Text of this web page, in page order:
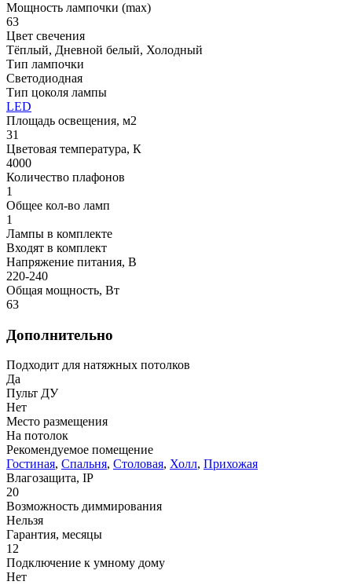
Мощность лампочки (max)
63
Цвет свечения
Тёплый, Дневной белый, Холодный
Тип лампочки
Светодиодная
Тип цоколя лампы
LED
Площадь освещения, м2
31
Цветовая температура, К
4000
Количество плафонов
1
Общее кол-во ламп
1
Лампы в комплекте
Входят в комплект
Напряжение питания, В
220-240
Общая мощность, Вт
63
Дополнительно
Подходит для натяжных потолков
Да
Пульт ДУ
Нет
Место размещения
На потолок
Рекомендуемое помещение
Гостиная, Спальня, Столовая, Холл, Прихожая
Влагозащита, IP
20
Возможность диммирования
Нельзя
Гарантия, месяцы
12
Подключение к умному дому
Нет